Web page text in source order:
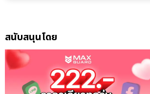
สนับสนุนโดย